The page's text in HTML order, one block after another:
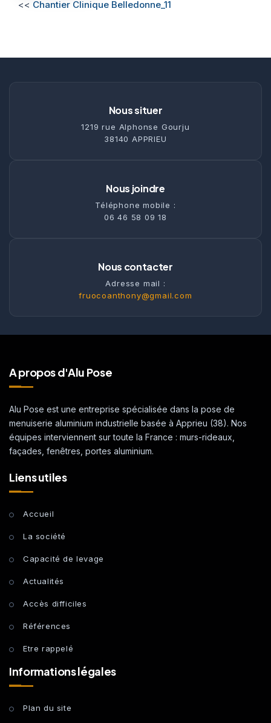
<< Chantier Clinique Belledonne_11
Nous situer
1219 rue Alphonse Gourju
38140 APPRIEU
Nous joindre
Téléphone mobile :
06 46 58 09 18
Nous contacter
Adresse mail :
fruocoanthony@gmail.com
A propos d'Alu Pose
Alu Pose est une entreprise spécialisée dans la pose de
menuiserie aluminium industrielle basée à Apprieu (38). Nos
équipes interviennent sur toute la France : murs-rideaux,
façades, fenêtres, portes aluminium.
Liens utiles
Accueil
La société
Capacité de levage
Actualités
Accès difficiles
Références
Etre rappelé
Informations légales
Plan du site